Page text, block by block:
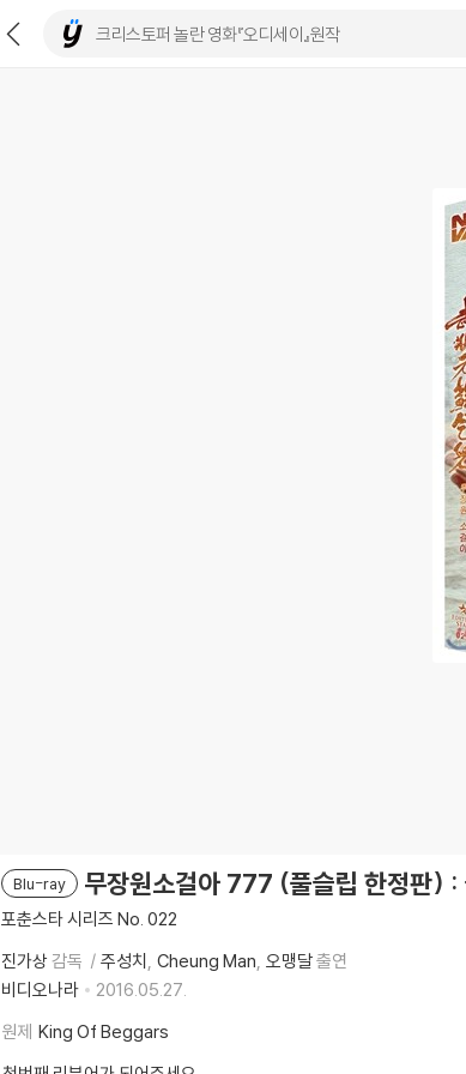
Blu-ray 무장원소걸아 777 (풀슬립 한정판) :
포춘스타 시리즈 No. 022
진가상 감독 주성치 Cheung Man 오맹달출연
비디오나라
2016.05.27.
원제 King Of Beggars